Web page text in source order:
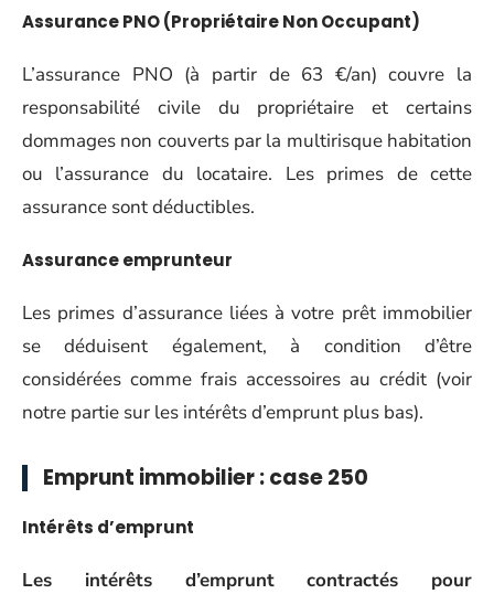
Assurance PNO (Propriétaire Non Occupant)
L’assurance PNO (à partir de 63 €/an) couvre la
responsabilité civile du propriétaire et certains
dommages non couverts par la multirisque habitation
ou l’assurance du locataire. Les primes de cette
assurance sont déductibles.
Assurance emprunteur
Les primes d’assurance liées à votre prêt immobilier
se déduisent également, à condition d’être
considérées comme frais accessoires au crédit (voir
notre partie sur les intérêts d’emprunt plus bas).
Emprunt immobilier : case 250
Intérêts d’emprunt
Les intérêts d’emprunt contractés pour